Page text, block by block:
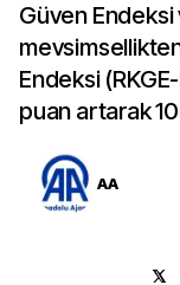
Güven
mevsimsellikten
Endeksi
puan artarak
AA